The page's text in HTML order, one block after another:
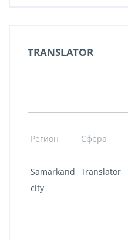
TRANSLATOR
Регион Сфера
Samarkand
city
Translator